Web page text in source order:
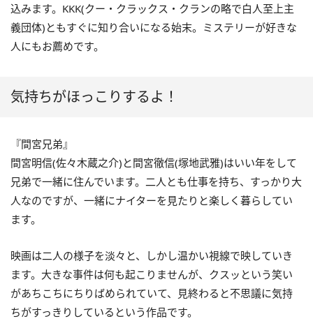
込みます。KKK(クー・クラックス・クランの略で白人至上主
義団体)ともすぐに知り合いになる始末。ミステリーが好きな
人にもお薦めです。
気持ちがほっこりするよ！
『間宮兄弟』
間宮明信(佐々木蔵之介)と間宮徹信(塚地武雅)はいい年をして
兄弟で一緒に住んでいます。二人とも仕事を持ち、すっかり大
人なのですが、一緒にナイターを見たりと楽しく暮らしてい
ます。
映画は二人の様子を淡々と、しかし温かい視線で映していき
ます。大きな事件は何も起こりませんが、クスッという笑い
があちこちにちりばめられていて、見終わると不思議に気持
ちがすっきりしているという作品です。